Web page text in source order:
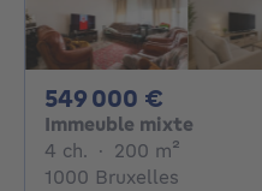
549 000 €
Immeuble mixte
4 ch. 4 chambres
· 200 m²
1000 Bruxelles